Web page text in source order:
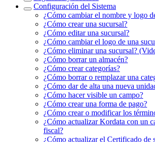
Configuración del Sistema
¿Cómo cambiar el nombre y logo
¿Cómo crear una sucursal?
¿Cómo editar una sucursal?
¿Cómo cambiar el logo de una
¿Cómo eliminar una sucursal?
¿Cómo borrar un almacén?
¿Cómo crear categorías?
¿Cómo borrar o remplazar una
¿Cómo dar de alta una nueva
¿Cómo hacer visible un campo?
¿Cómo crear una forma de pago?
¿Cómo crear o modificar los
¿Cómo actualizar Kordata con un
fiscal?
¿Cómo actualizar el Certificado de